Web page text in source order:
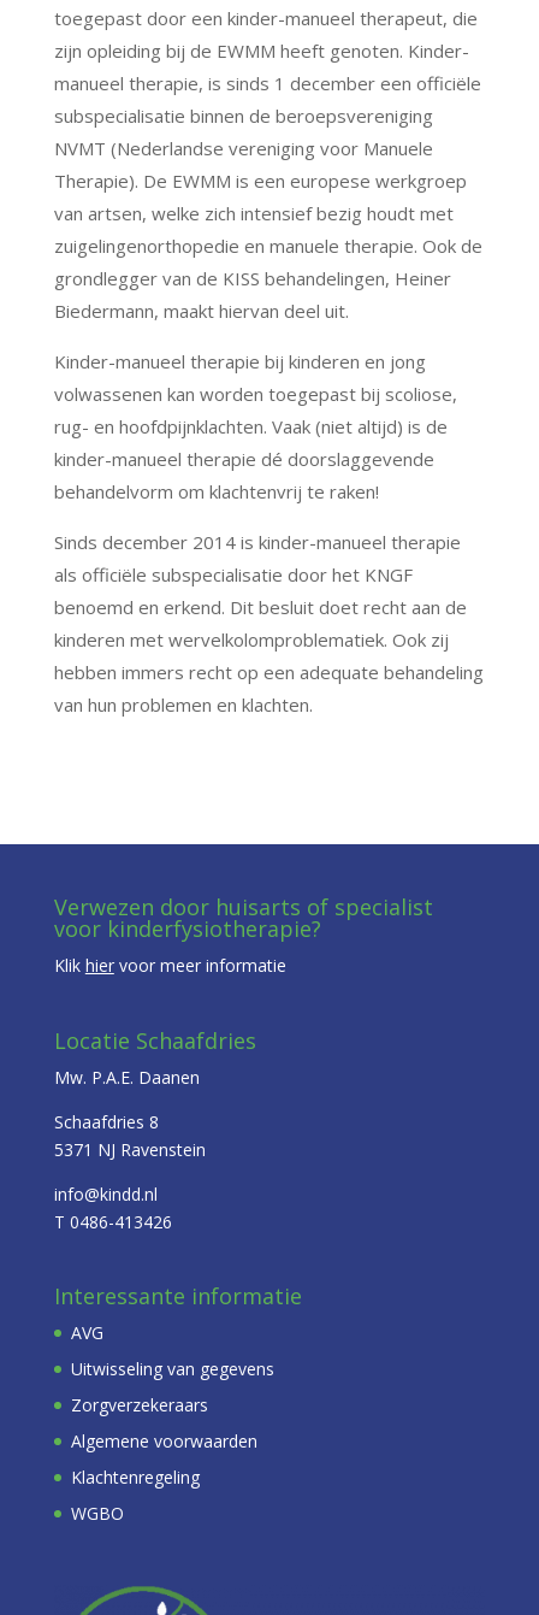
toegepast door een kinder-manueel therapeut, die
zijn opleiding bij de EWMM heeft genoten. Kinder-
manueel therapie, is sinds 1 december een officiële
subspecialisatie binnen de beroepsvereniging
NVMT (Nederlandse vereniging voor Manuele
Therapie). De EWMM is een europese werkgroep
van artsen, welke zich intensief bezig houdt met
zuigelingenorthopedie en manuele therapie. Ook de
grondlegger van de KISS behandelingen, Heiner
Biedermann, maakt hiervan deel uit.
Kinder-manueel therapie bij kinderen en jong
volwassenen kan worden toegepast bij scoliose,
rug- en hoofdpijnklachten. Vaak (niet altijd) is de
kinder-manueel therapie dé doorslaggevende
behandelvorm om klachtenvrij te raken!
Sinds december 2014 is kinder-manueel therapie
als officiële subspecialisatie door het KNGF
benoemd en erkend. Dit besluit doet recht aan de
kinderen met wervelkolomproblematiek. Ook zij
hebben immers recht op een adequate behandeling
van hun problemen en klachten.
Verwezen door huisarts of specialist
voor kinderfysiotherapie?
Klik hiervoor meer informatie
Locatie Schaafdries
Mw. P.A.E. Daanen
Schaafdries 8
5371 NJ Ravenstein
info@kindd.nl
T 0486-413426
Interessante informatie
AVG
Uitwisseling van gegevens
Zorgverzekeraars
Algemene voorwaarden
Klachtenregeling
WGBO